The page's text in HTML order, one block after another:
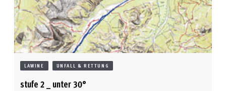
LAWINE UNFALL & RETTUNG
stufe 2 _ unter 30°